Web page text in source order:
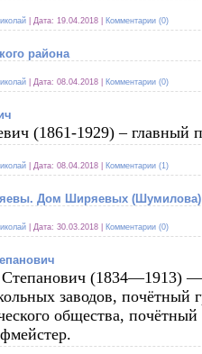
Дата: 19.04.2018 Комментарии (0)
района
Дата: 08.04.2018 Комментарии (0)
(1861-1929) – главный
Дата: 08.04.2018 Комментарии (1)
Дом Ширяевых (Шумилова)
Дата: 30.03.2018 Комментарии (0)
(1834—1913) —
заводов,
общества,